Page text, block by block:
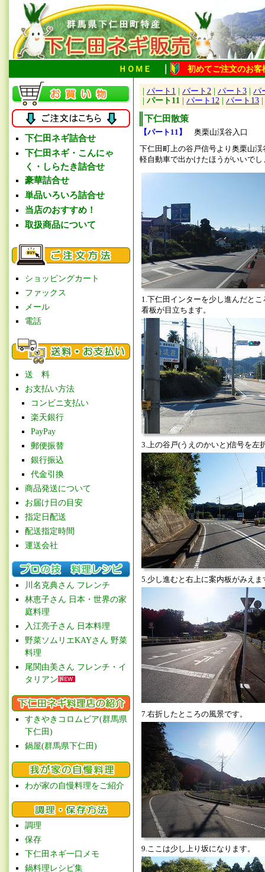
ＨＯＭＥ 初めてご注文のお客
下仁田ネギ詰合せ
下仁田ネギ・こんにゃ
く・しらたき詰合せ
豪華詰合せ
単品いろいろ詰合せ
当店のおすすめ！
取扱商品について
ショッピングカート
ファックス
メール
電話
送 料
お支払い方法
コンビニ支払い
楽天銀行
PayPay
郵便振替
銀行振込
代金引換
商品発送について
お届け日の目安
指定日配送
配送指定時間
運送会社
川名克典さん フレンチ
林恵子さん 日本・世界の家
庭料理
入江亮子さん 日本料理
野菜ソムリエKAYさん 野菜
料理
尾関由美さん フレンチ・イ
タリアン
すきやきコロムビア(群馬県
下仁田)
鍋屋(群馬県下仁田)
わが家の自慢料理をご紹介
調理
保存
下仁田ネギ一口メモ
鍋料理レシピ集
パート1 パート2 パート3
パ
パート11 パート12 パート13
下仁田散策
【パート11】
奥栗山渓谷入口
下仁田町上の谷戸信号より奥栗山
軽自動車で出かけたほうがいいで
1.下仁田インターを少し進んだと
看板が目立ちます。
3.上の谷戸(うえのかいと)信号を左
5.少し進むと右上に案内板がみえま
7.右折したところの風景です。
9.ここは少し上り坂になります。